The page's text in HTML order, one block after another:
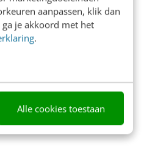
aanpassen, klik dan
ga je akkoord met het
.
Alle cookies toestaan